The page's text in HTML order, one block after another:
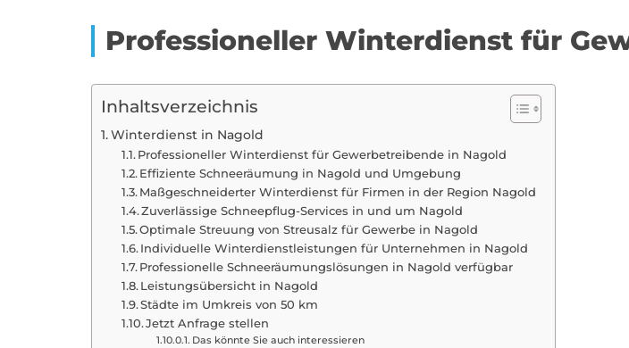
Professioneller Winterdienst für
Inhaltsverzeichnis
Winterdienst in Nagold
Professioneller Winterdienst für Gewerbetreibende in Nagold
Effiziente Schneeräumung in Nagold und Umgebung
Maßgeschneiderter Winterdienst für Firmen in der Region Nagold
Zuverlässige Schneepflug-Services in und um Nagold
Optimale Streuung von Streusalz für Gewerbe in Nagold
Individuelle Winterdienstleistungen für Unternehmen in Nagold
Professionelle Schneeräumungslösungen in Nagold verfügbar
Leistungsübersicht in Nagold
Städte im Umkreis von 50 km
Jetzt Anfrage stellen
Das könnte Sie auch interessieren